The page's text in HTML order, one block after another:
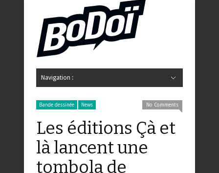
Navigation :
Bande dessinée News No Comments
Les éditions Çà et
là lancent une
tombola de